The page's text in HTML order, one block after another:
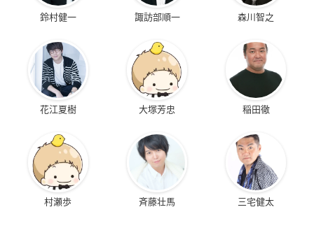
鈴村健一 諏訪部順一 森川智之
花江夏樹 大塚芳忠 稲田徹
村瀬歩 斉藤壮馬 三宅健太